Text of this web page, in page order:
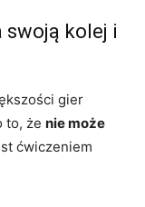
swoją kolej i
gier
to, że nie może
ćwiczeniem